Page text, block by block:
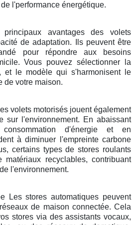
l'performance énergétique.
avantages des volets
de adaptation. Ils peuvent être
pour répondre aux besoins
Vous pouvez sélectionner la
et le modèle qui s'harmonisent le
de votre maison.
volets motorisés jouent également
sur l'environnement. En abaissant
d'énergie et en
à diminuer l'empreinte carbone
certains types de stores roulants
recyclables, contribuant
l'environnement.
Les stores automatiques peuvent
de maison connectée. Cela
stores via des assistants vocaux,